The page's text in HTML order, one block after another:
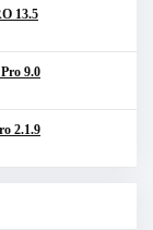
13.5
9.0
2.1.9